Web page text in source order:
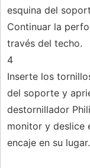
esquina del
Continuar la
través del techo.
4
Inserte los
del soporte y
destornillador
monitor y deslice
encaje en su lugar.